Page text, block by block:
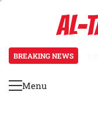
AL-
BREAKING NEWS
Primary
Menu